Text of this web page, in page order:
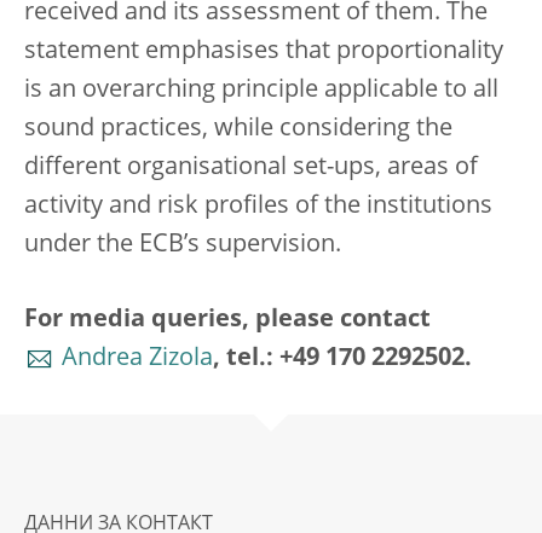
received and its assessment of them. The
statement emphasises that proportionality
is an overarching principle applicable to all
sound practices, while considering the
different organisational set-ups, areas of
activity and risk profiles of the institutions
under the ECB’s supervision.
For media queries, please contact
Andrea Zizola, tel.: +49 170 2292502.
ДАННИ ЗА КОНТАКТ